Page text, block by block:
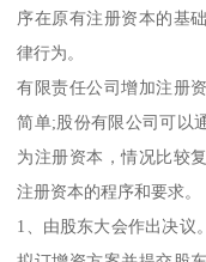
序在原有注册资本的基
律行为。
有限责任公司增加注册
简单;股份有限公司可以
为注册资本，情况比较
注册资本的程序和要求。
1、由股东大会作出决议